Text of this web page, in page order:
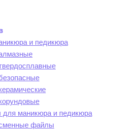
и педикюра
для маникюра и педикюра
файлы